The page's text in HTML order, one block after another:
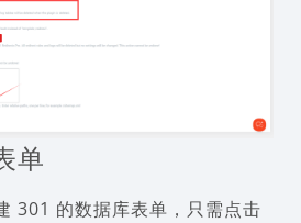
单
301 的数据库表单，只需点击